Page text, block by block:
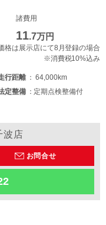
諸費用
11.7万円
格は展示店にて8月登録の場合
※消費税10%込み
行距離
64,000km
定整備
定期点検整備付
波店
お問合せ